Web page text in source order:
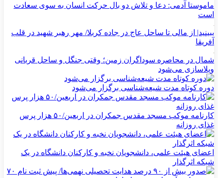
ماموستا آدمی: دعا و تلاش دو بال حرکت انسان به سوی سعادت
است
ببینید| از مالی تا ساحل عاج در جاده کربلا/ مهر رهبر شهید در قلب
آفریقا
شمال در محاصره سوداگران زمین؛ وقتی جنگل و ساحل قربانی
ویلاسازی می‌شود
دوره کوتاه مدت شیعه‌شناسی برگزار می‌شود
کارنامه موکب مسجد مقدس جمکران در اربعین/۵۰ هزار پرس
غذای روزانه
اعضای هیئت علمی، دانشجویان نخبه و کارکنان دانشگاه در یک
شبکه‌ اثرگذار